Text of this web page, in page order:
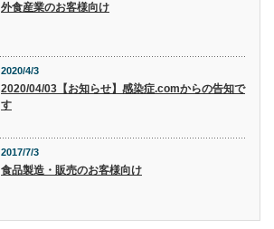
外食産業のお客様向け
2020/4/3
2020/04/03【お知らせ】感染症.comからの告知で
す
2017/7/3
食品製造・販売のお客様向け